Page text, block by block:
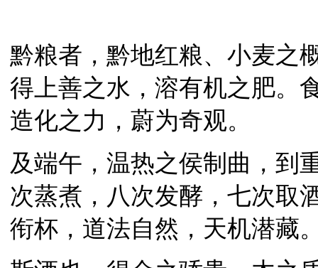
黔粮者，黔地红粮、小麦之
得上善之水，溶有机之肥。
造化之力，蔚为奇观。
及端午，温热之侯制曲，到
次蒸煮，八次发酵，七次取
衔杯，道法自然，天机潜藏